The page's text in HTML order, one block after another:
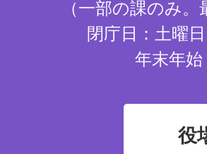
（一部の課のみ
閉庁日：土曜
年末年
役